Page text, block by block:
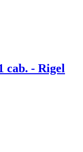
cab. - Rigel